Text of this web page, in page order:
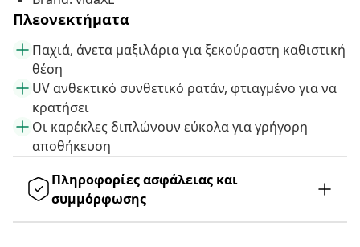
Πλεονεκτήματα
Παχιά, άνετα μαξιλάρια για ξεκούραστη καθιστική
θέση
UV ανθεκτικό συνθετικό ρατάν, φτιαγμένο για να
κρατήσει
Οι καρέκλες διπλώνουν εύκολα για γρήγορη
αποθήκευση
Πληροφορίες ασφάλειας και
συμμόρφωσης